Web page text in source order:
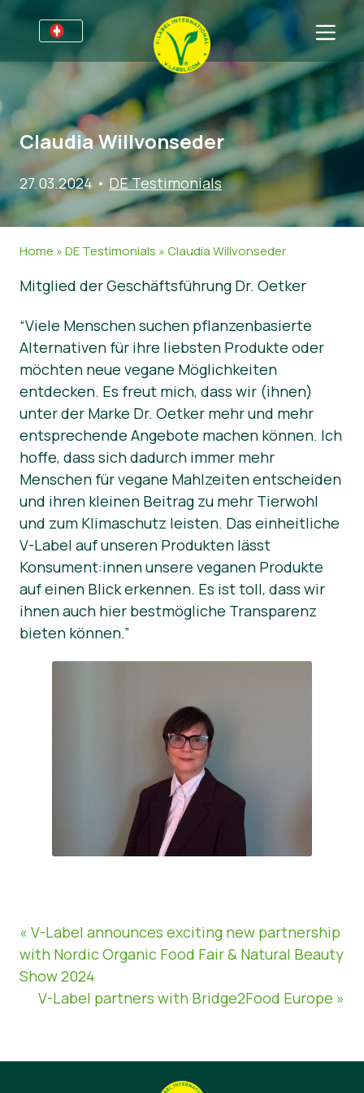
Für Unternehmen
Informationen für Unternehmen
Detailhandel und Eigenmarken
V-Label Webinars
Vorteile
Kriterien des V-Labels
Resources
Angebot anfordern
Bereiche
Allgemeine Informationen
Lebensmittel
Kosmetik & Reinigungsmittel
Non-Food
Gastronomie
FAQ
Für Konsumenten
Allgemeine Informationen
Zertifizierte Produkte
Über uns
Über uns
Kontakt
Angebot anfordern
Missbrauch melden
Nachrichten
Presse-Materialien
Claudia Willvonseder
27.03.2024 • DE Testimonials
Home »DE Testimonials »Claudia Willvonseder
Mitglied der Geschäftsführung Dr. Oetker
“Viele Menschen suchen pflanzenbasierte
Alternativen für ihre liebsten Produkte oder
möchten neue vegane Möglichkeiten
entdecken. Es freut mich, dass wir (ihnen)
unter der Marke Dr. Oetker mehr und mehr
entsprechende Angebote machen können. Ich
hoffe, dass sich dadurch immer mehr
Menschen für vegane Mahlzeiten entscheiden
und ihren kleinen Beitrag zu mehr Tierwohl
und zum Klimaschutz leisten. Das einheitliche
V-Label auf unseren Produkten lässt
Konsument:innen unsere veganen Produkte
auf einen Blick erkennen. Es ist toll, dass wir
ihnen auch hier bestmögliche Transparenz
bieten können.”
« V-Label announces exciting new partnership
with Nordic Organic Food Fair & Natural Beauty
Show 2024
V-Label partners with Bridge2Food Europe »